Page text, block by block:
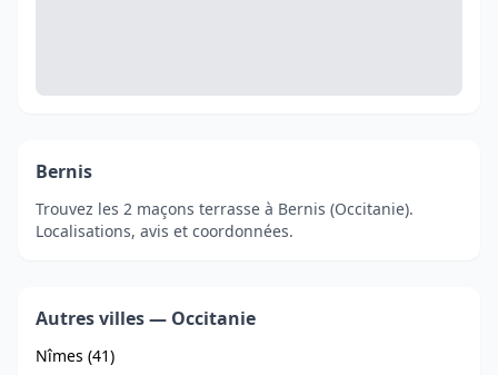
Bernis
Trouvez les 2 maçons terrasse à Bernis (Occitanie).
Localisations, avis et coordonnées.
Autres villes — Occitanie
Nîmes (41)